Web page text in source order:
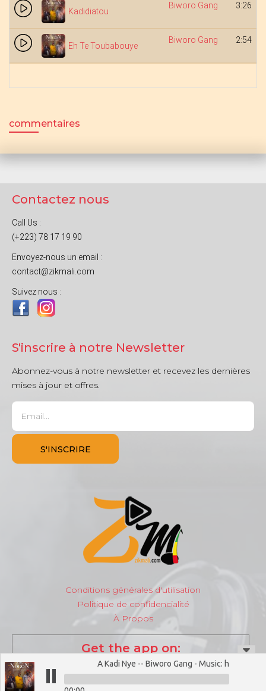
Kadidiatou
Biworo Gang 3:26
Eh Te Toubabouye
Biworo Gang 2:54
commentaires
Contactez nous
Call Us :
(+223) 78 17 19 90
Envoyez-nous un email :
contact@zikmali.com
Suivez nous :
S'inscrire à notre Newsletter
Abonnez-vous à notre newsletter et recevez les dernières
mises à jour et offres.
Conditions générales d'utilisation
Politique de confidencialité
À Propos
Get the app on:
A Kadi Nye -- Biworo Gang - Music: https://